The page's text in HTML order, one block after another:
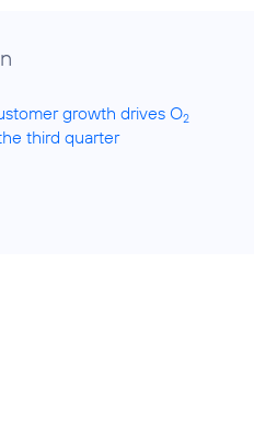
growth drives O2
third quarter